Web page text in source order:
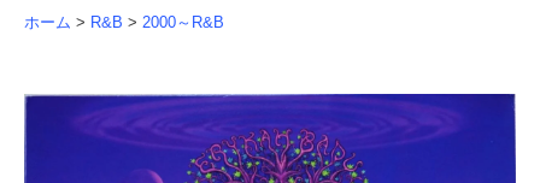
ホーム > R&B > 2000～R&B